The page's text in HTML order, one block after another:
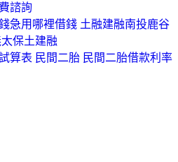
諮詢
急用哪裡借錢 土融建融南投鹿谷
保土建融
算表 民間二胎 民間二胎借款利率